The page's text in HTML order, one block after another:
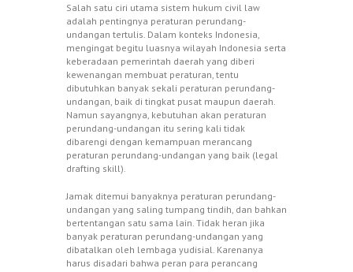
Salah satu ciri utama sistem hukum civil law
adalah pentingnya peraturan perundang-
undangan tertulis. Dalam konteks Indonesia,
mengingat begitu luasnya wilayah Indonesia serta
keberadaan pemerintah daerah yang diberi
kewenangan membuat peraturan, tentu
dibutuhkan banyak sekali peraturan perundang-
undangan, baik di tingkat pusat maupun daerah.
Namun sayangnya, kebutuhan akan peraturan
perundang-undangan itu sering kali tidak
dibarengi dengan kemampuan merancang
peraturan perundang-undangan yang baik (legal
drafting skill).
Jamak ditemui banyaknya peraturan perundang-
undangan yang saling tumpang tindih, dan bahkan
bertentangan satu sama lain. Tidak heran jika
banyak peraturan perundang-undangan yang
dibatalkan oleh lembaga yudisial. Karenanya
harus disadari bahwa peran para perancang